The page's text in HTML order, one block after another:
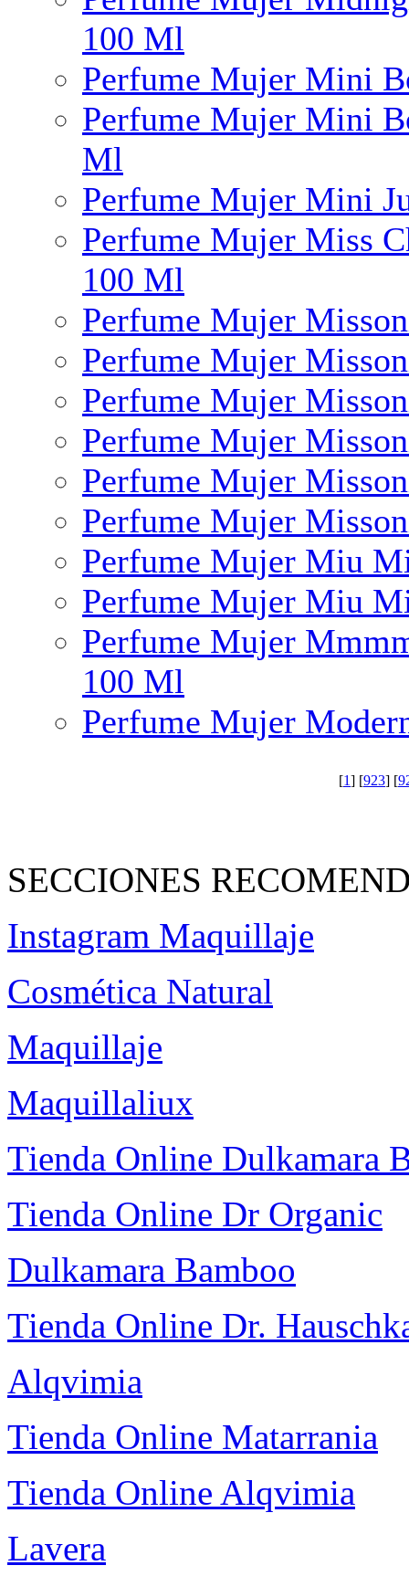
100 Ml
Perfume Mujer Mini
Perfume Mujer Mini
Ml
Perfume Mujer Mini
Perfume Mujer Miss
100 Ml
Perfume Mujer
Perfume Mujer
Perfume Mujer
Perfume Mujer
Perfume Mujer
Perfume Mujer
Perfume Mujer Miu
Perfume Mujer Miu
Perfume Mujer
100 Ml
Perfume Mujer
[1] [923] [
SECCIONES
Instagram Maquillaje
Cosmética Natural
Maquillaje
Maquillaliux
Tienda Online Dulkamara
Tienda Online Dr Organic
Dulkamara Bamboo
Tienda Online Dr.
Alqvimia
Tienda Online Matarrania
Tienda Online Alqvimia
Lavera